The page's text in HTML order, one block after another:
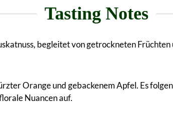
Tasting Notes
begleitet von getrockneten
Orange und gebackenem Apfel. Es
Nuancen auf.